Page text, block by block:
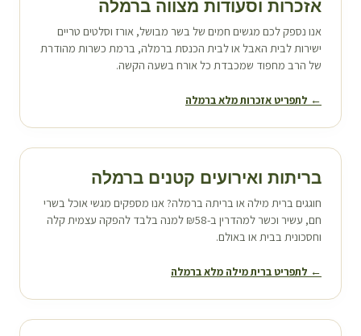
אזכרות וסעודות מצווה ברמלה
אנו נספק לכם מגשים חמים של בשר מבושל, אורז וסלטים טריים
ישירות לבית האבל או לבית הכנסת ברמלה, ברמת כשרות מהודרת
של הרב מחפוד שמכבדת כל אורח בשעה הקשה.
← לתפריט אזכרות מלא ברמלה
בריתות ואירועים קטנים ברמלה
חוגגים ברית מילה או בריתה ברמלה? אנו מספקים מגשי אוכל בשרי
חם, עשיר וכשר למהדרין ב-₪58 למנה בלבד להפקה עצמית קלה
וחסכונית בבית או באולם.
← לתפריט ברית מילה מלא ברמלה